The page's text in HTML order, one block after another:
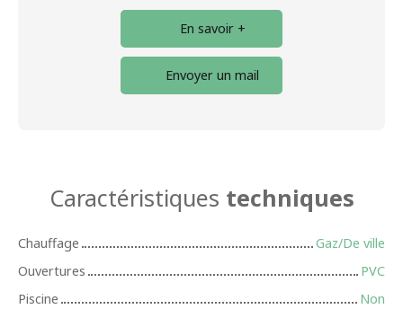
En savoir +
Envoyer un mail
Caractéristiques techniques
Chauffage
Gaz/De ville
Ouvertures
PVC
Piscine
Non